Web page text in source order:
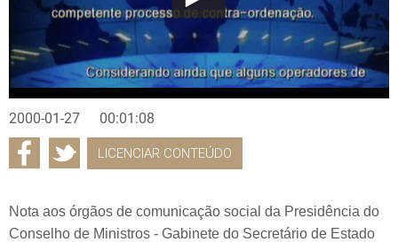
2000-01-27 00:01:08
LICENCIAR CONTEÚDO
Nota aos órgãos de comunicação social da Presidência do
Conselho de Ministros - Gabinete do Secretário de Estado